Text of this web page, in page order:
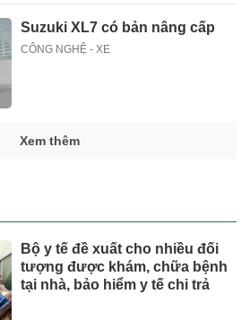
Suzuki XL7 có bản nâng cấp
CÔNG NGHỆ - XE
Xem thêm
Bộ y tế đề xuất cho nhiều đối
tượng được khám, chữa bệnh
tại nhà, bảo hiểm y tế chi trả